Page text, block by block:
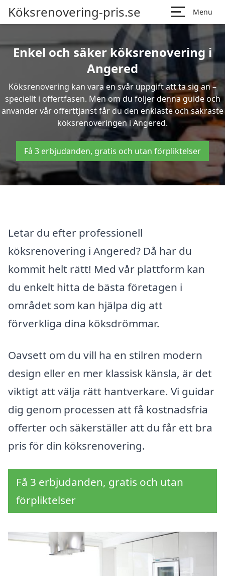
Köksrenovering-pris.se Menu
Enkel och säker köksrenovering i
Angered
Köksrenovering kan vara en svår uppgift att ta sig an –
speciellt i offertfasen. Men om du följer denna guide och
använder vår offerttjänst får du den enklaste och säkraste
köksrenoveringen i Angered.
Få 3 erbjudanden, gratis och utan förpliktelser
Letar du efter professionell
köksrenovering i Angered? Då har du
kommit helt rätt! Med vår plattform kan
du enkelt hitta de bästa företagen i
området som kan hjälpa dig att
förverkliga dina köksdrömmar.
Oavsett om du vill ha en stilren modern
design eller en mer klassisk känsla, är det
viktigt att välja rätt hantverkare. Vi guidar
dig genom processen att få kostnadsfria
offerter och säkerställer att du får ett bra
pris för din köksrenovering.
Få 3 erbjudanden, gratis och utan
förpliktelser